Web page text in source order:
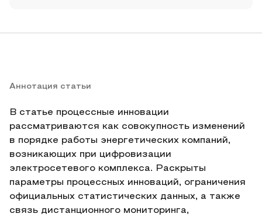
Аннотация статьи
В статье процессные инновации
рассматриваются как совокупность изменений
в порядке работы энергетических компаний,
возникающих при цифровизации
электросетевого комплекса. Раскрыты
параметры процессных инноваций, ограничения
официальных статистических данных, а также
связь дистанционного мониторинга,